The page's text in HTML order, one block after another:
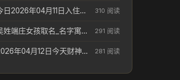
今日2026年04月11日入住新居老黄历不适宜吗_搬家择日参考 310 阅读
吴姓端庄女孩取名_名字寓意参考 291 阅读
2026年04月12日今天财神在哪个吉位_财神方位参考 281 阅读